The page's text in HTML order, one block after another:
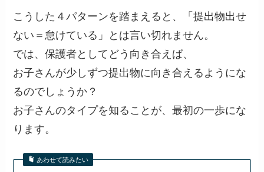
こうした４パターンを踏まえると、「提出物出せ
ない＝怠けている」とは言い切れません。
では、保護者としてどう向き合えば、
お子さんが少しずつ提出物に向き合えるようにな
るのでしょうか？
お子さんのタイプを知ることが、最初の一歩にな
ります。
あわせて読みたい